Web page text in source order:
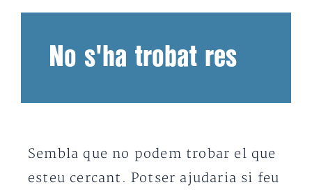
No s'ha trobat res
Sembla que no podem trobar el que
esteu cercant. Potser ajudaria si feu